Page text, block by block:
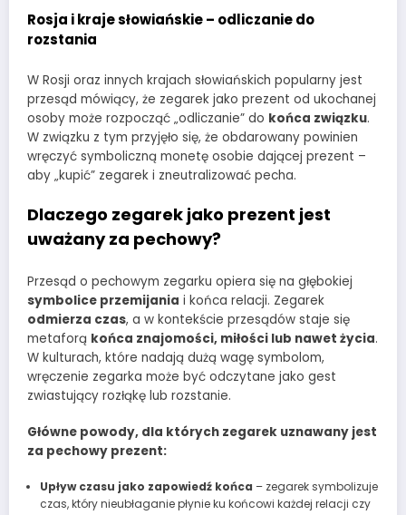
Rosja i kraje słowiańskie – odliczanie do
rozstania
W Rosji oraz innych krajach słowiańskich popularny jest
przesąd mówiący, że zegarek jako prezent od ukochanej
osoby może rozpocząć „odliczanie” do końca związku.
W związku z tym przyjęło się, że obdarowany powinien
wręczyć symboliczną monetę osobie dającej prezent –
aby „kupić” zegarek i zneutralizować pecha.
Dlaczego zegarek jako prezent jest
uważany za pechowy?
Przesąd o pechowym zegarku opiera się na głębokiej
symbolice przemijania i końca relacji. Zegarek
odmierza czas, a w kontekście przesądów staje się
metaforą końca znajomości, miłości lub nawet życia.
W kulturach, które nadają dużą wagę symbolom,
wręczenie zegarka może być odczytane jako gest
zwiastujący rozłąkę lub rozstanie.
Główne powody, dla których zegarek uznawany jest
za pechowy prezent:
Upływ czasu jako zapowiedź końca – zegarek symbolizuje
czas, który nieubłaganie płynie ku końcowi każdej relacji czy